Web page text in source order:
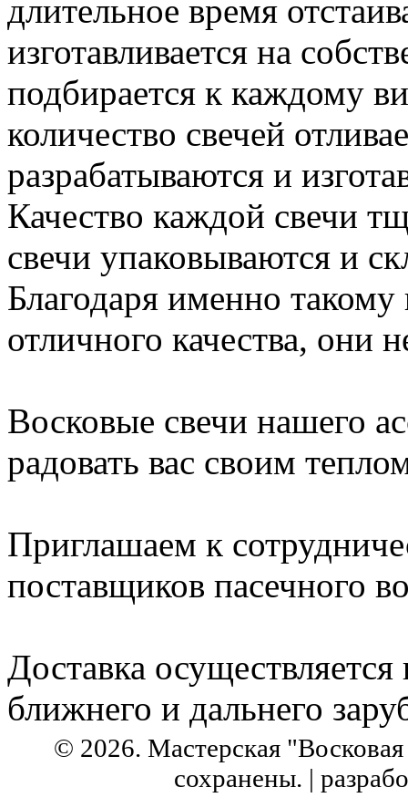
длительное время
изготавливается на
подбирается к каждому
количество свечей
разрабатываются и
Качество каждой свечи
свечи упаковываются и
Благодаря именно
отличного качества, они
Восковые свечи нашего
радовать вас своим
Приглашаем к
поставщиков пасечного
Доставка
ближнего и дальнего
© 2026. Мастерская
сохранены. |